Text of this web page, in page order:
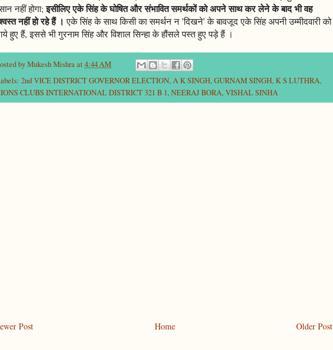
नहीं होगा;इसीलिए एके सिंह के घोषित और संभावित समर्थकों को अपने साथ कर लेने के बाद भी वह
नहीं हो रहे हैं । एके सिंह के साथ किसी का समर्थन न 'दिखने' के बावजूद एके सिंह अपनी उम्मीदवारी को
हुए हैं, इससे भी गुरनाम सिंह और विशाल सिन्हा के हौंसले पस्त हुए पड़े हैं ।
byMukesh Mishraat 4:44 AM
2nd VICE DISTRICT GOVERNOR ELECTION,A K SINGH,GURNAM SINGH,K S LUTHRA,
CLUBS INTERNATIONAL DISTRICT 321 B 1,NEERAJ BORA,VISHAL SINHA
Post Older Post
Home